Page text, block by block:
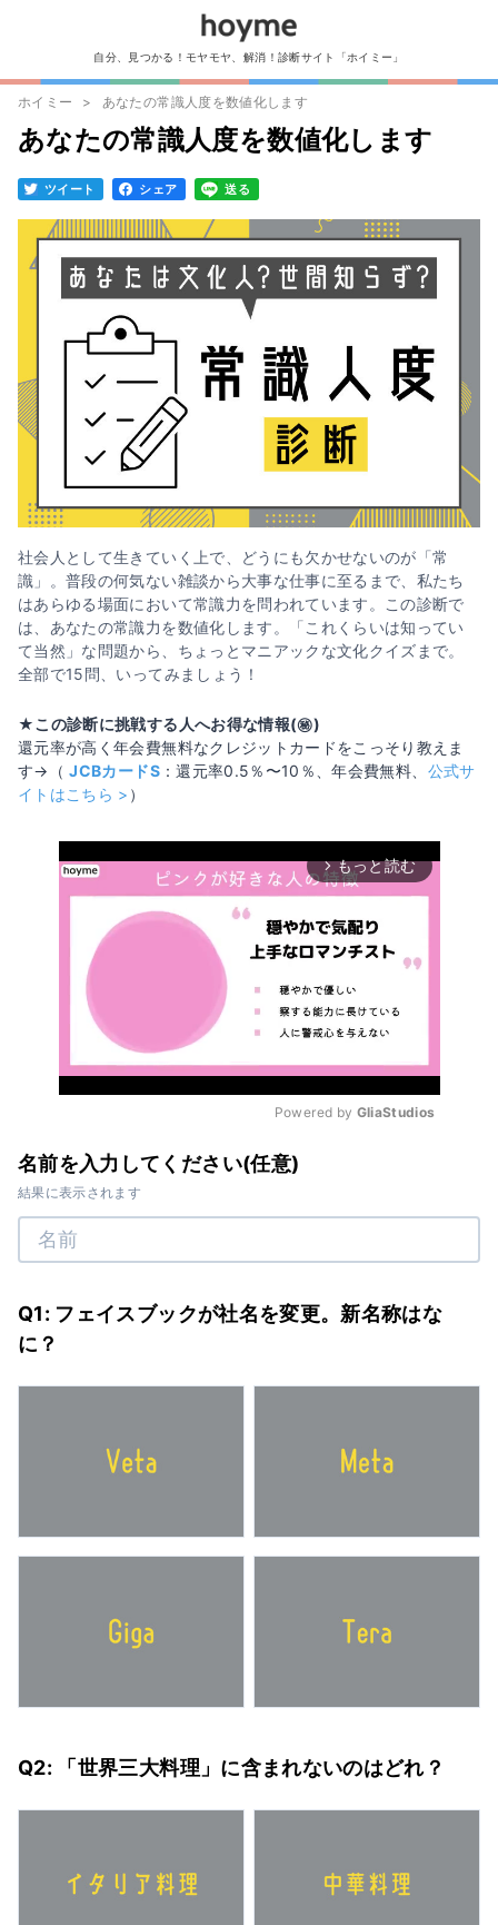
自分、見つかる！モヤモヤ、解消！診断サイト「ホイミー」
ホイミー あなたの常識人度を数値化します
あなたの常識人度を数値化します
ツイート シェア 送る
社会人として生きていく上で、どうにも欠かせないのが「常
識」。普段の何気ない雑談から大事な仕事に至るまで、私たち
はあらゆる場面において常識力を問われています。この診断で
は、あなたの常識力を数値化します。「これくらいは知ってい
て当然」な問題から、ちょっとマニアックな文化クイズまで。
全部で15問、いってみましょう！
★この診断に挑戦する人へお得な情報(㊙️)
還元率が高く年会費無料なクレジットカードをこっそり教えま
す→（JCBカードS：還元率0.5％〜10％、年会費無料、 公式サ
イトはこちら > ）
arrow_forward_ios もっと読む
Powered by GliaStudios
名前を入力してください(任意)
結果に表示されます
Q1: フェイスブックが社名を変更。新名称はな
に？
Q2: 「世界三大料理」に含まれないのはどれ？